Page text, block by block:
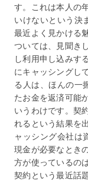
す。これは本人の
いけないという決
最近よく見かける
ついては、見聞き
し利用申し込みす
にキャッシングし
る人は、ほんの一
たお金を返済可能
いうわけです。契
れるという結果を
ャッシング会社は
現金が必要なとき
方が使っているの
契約という最近話